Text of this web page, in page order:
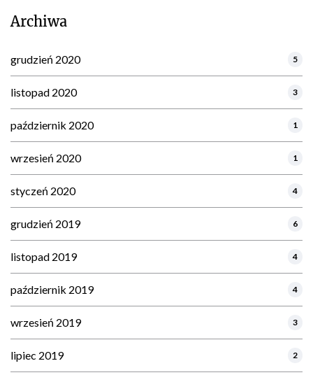
Archiwa
grudzień 2020 5
listopad 2020 3
październik 2020 1
wrzesień 2020 1
styczeń 2020 4
grudzień 2019 6
listopad 2019 4
październik 2019 4
wrzesień 2019 3
lipiec 2019 2